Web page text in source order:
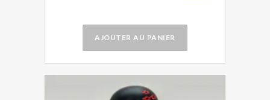
AJOUTER AU PANIER